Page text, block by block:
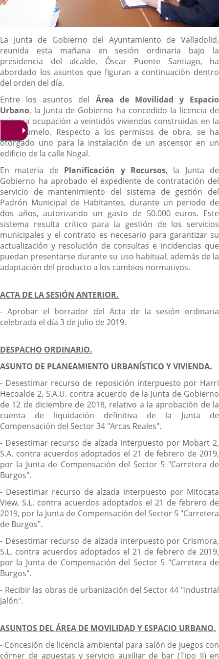
Descripción
La Junta de Gobierno del Ayuntamiento de Valladolid,
reunida esta mañana en sesión ordinaria bajo la
presidencia del alcalde, Óscar Puente Santiago, ha
abordado los asuntos que figuran a continuación dentro
del orden del día.
Entre los asuntos del Área de Movilidad y Espacio
Urbano, la Junta de Gobierno ha concedido la licencia de
primera ocupación a veintidós viviendas construidas en la
calle Pomelo. Respecto a los permisos de obra, se ha
otorgado uno para la instalación de un ascensor en un
edificio de la calle Nogal.
En materia de Planificación y Recursos, la Junta de
Gobierno ha aprobado el expediente de contratación del
servicio de mantenimiento del sistema de gestión del
Padrón Municipal de Habitantes, durante un periodo de
dos años, autorizando un gasto de 50.000 euros. Este
sistema resulta crítico para la gestión de los servicios
municipales y el contrato es necesario para garantizar su
actualización y resolución de consultas e incidencias que
puedan presentarse durante su uso habitual, además de la
adaptación del producto a los cambios normativos.
ACTA DE LA SESIÓN ANTERIOR.
- Aprobar el borrador del Acta de la sesión ordinaria
celebrada el día 3 de julio de 2019.
DESPACHO ORDINARIO.
ASUNTO DE PLANEAMIENTO URBANÍSTICO Y VIVIENDA.
- Desestimar recurso de reposición interpuesto por Harri
Hecoalde 2, S.A.U. contra acuerdo de la Junta de Gobierno
de 12 de diciembre de 2018, relativo a la aprobación de la
cuenta de liquidación definitiva de la Junta de
Compensación del Sector 34 "Arcas Reales".
- Desestimar recurso de alzada interpuesto por Mobart 2,
S.A. contra acuerdos adoptados el 21 de febrero de 2019,
por la Junta de Compensación del Sector 5 "Carretera de
Burgos".
- Desestimar recurso de alzada interpuesto por Mitocata
View, S.L. contra acuerdos adoptados el 21 de febrero de
2019, por la Junta de Compensación del Sector 5 "Carretera
de Burgos".
- Desestimar recurso de alzada interpuesto por Crismora,
S.L. contra acuerdos adoptados el 21 de febrero de 2019,
por la Junta de Compensación del Sector 5 "Carretera de
Burgos".
- Recibir las obras de urbanización del Sector 44 "Industrial
Jalón".
ASUNTOS DEL ÁREA DE MOVILIDAD Y ESPACIO URBANO.
- Concesión de licencia ambiental para salón de juegos con
córner de apuestas y servicio auxiliar de bar (Tipo II) en